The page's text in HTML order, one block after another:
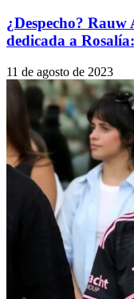
¿Despecho?
dedicada a
11 de agosto de 2023